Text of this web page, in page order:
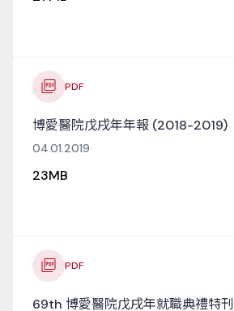
PDF
博愛醫院戊戌年年報 (2018-2019)
04.01.2019
23MB
PDF
69th 博愛醫院戊戌年就職典禮特刊